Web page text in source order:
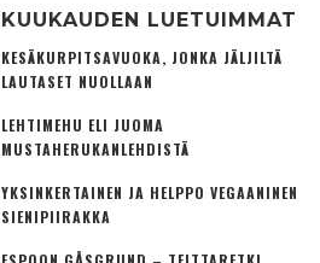
KUUKAUDEN LUETUIMMAT
KESÄKURPITSAVUOKA, JONKA JÄLJILTÄ
LAUTASET NUOLLAAN
LEHTIMEHU ELI JUOMA
MUSTAHERUKANLEHDISTÄ
YKSINKERTAINEN JA HELPPO VEGAANINEN
SIENIPIIRAKKA